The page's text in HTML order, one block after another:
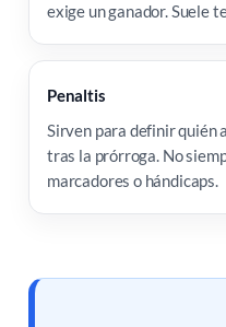
exige un ganador. Suele
Penaltis
Sirven para definir quién
tras la prórroga. No
marcadores o hándicaps.